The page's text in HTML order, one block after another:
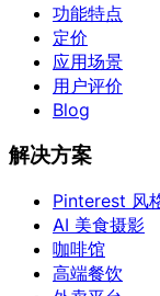
功能特点
定价
应用场景
用户评价
Blog
解决方案
Pinterest 风
AI 美食摄影
咖啡馆
高端餐饮